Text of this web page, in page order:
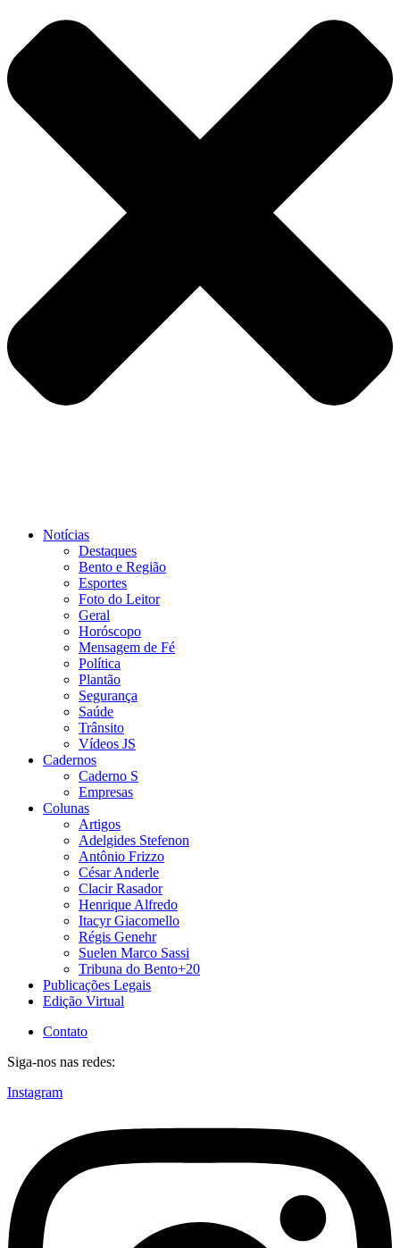
Notícias
Destaques
Bento e Região
Esportes
Foto do Leitor
Geral
Horóscopo
Mensagem de Fé
Política
Plantão
Segurança
Saúde
Trânsito
Vídeos JS
Cadernos
Caderno S
Empresas
Colunas
Artigos
Adelgides Stefenon
Antônio Frizzo
César Anderle
Clacir Rasador
Henrique Alfredo
Itacyr Giacomello
Régis Genehr
Suelen Marco Sassi
Tribuna do Bento+20
Publicações Legais
Edição Virtual
Contato
Siga-nos nas redes:
Instagram